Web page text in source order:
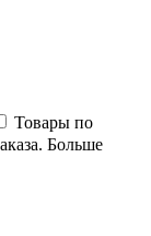
Товары по
Больше